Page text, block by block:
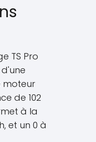
TS Pro
moteur
de 102
à la
et un 0 à